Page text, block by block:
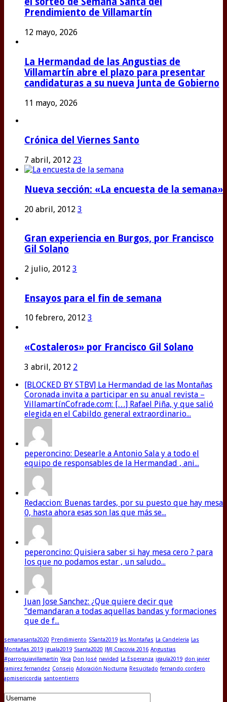
Prendimiento de Villamartín
12 mayo, 2026
La Hermandad de las Angustias de
Villamartín abre el plazo para presentar
candidaturas a su nueva Junta de Gobierno
11 mayo, 2026
Crónica del Viernes Santo
7 abril, 2012 23
Nueva sección: «La encuesta de la semana»
20 abril, 2012 3
Gran experiencia en Burgos, por Francisco
Gil Solano
2 julio, 2012 3
Ensayos para el fin de semana
10 febrero, 2012 3
«Costaleros» por Francisco Gil Solano
3 abril, 2012 2
[BLOCKED BY STBV] La Hermandad de las Montañas
Coronada invita a participar en su anual revista –
VillamartínCofrade.com: […] Rafael Piña, y que salió
elegida en el Cabildo general extraordinario...
peperoncino: Desearle a Antonio Sala y a todo el
equipo de responsables de la Hermandad , ani...
Redaccion: Buenas tardes, por su puesto que hay mesa
0, hasta ahora esas son las que más se...
peperoncino: Quisiera saber si hay mesa cero ? para
los que no podamos estar , un saludo...
Juan Jose Sanchez: ¿Que quiere decir que
"demandaran a todas aquellas bandas y formaciones
que de f...
semanasanta2020 Prendimiento SSanta2019 las Montañas La Candeleria Las
Montañas 2019 iguala2019 Ssanta2020 JMJ Cracovia 2016 Angustias
#parroquiavillamartín Vaca Don José navidad La Esperanza igaula2019 don javier
ramirez fernandez Consejo Adoración Nocturna Resucitado fernando cordero
apmisericordia santoentierro